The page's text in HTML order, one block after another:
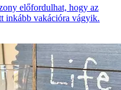
előfordulhat, hogy az
inkább vakációra vágyik.